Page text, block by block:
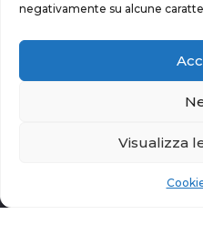
negativamente su alcune
Visualizza